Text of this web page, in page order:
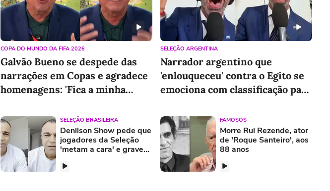
COPA DO MUNDO DA FIFA 2026
Galvão Bueno se despede das
narrações em Copas e agradece
homenagens: 'Fica a minha
SELEÇÃO ARGENTINA
Narrador argentino que
'enlouqueceu' contra o Egito se
emociona com classificação para
SELEÇÃO BRASILEIRA
Denilson Show pede que
jogadores da Seleção
'metam a cara' e gravem
da Copa
FAMOSOS
Morre Rui Rezende, ator
de 'Roque Santeiro', aos
88 anos